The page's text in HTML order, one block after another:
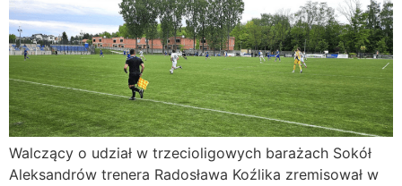
Walczący o udział w trzecioligowych barażach Sokół
Aleksandrów trenera Radosława Koźlika zremisował w